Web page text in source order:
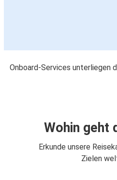
Onboard-Services unterliegen
Wohin geht
Erkunde unsere
Zielen